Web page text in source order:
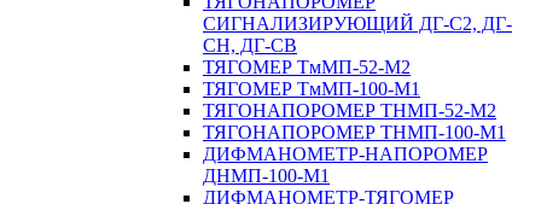
СИГНАЛИЗИРУЮЩИЙ ДГ-С2, ДГ-
СН, ДГ-СВ
ТЯГОМЕР ТмМП-52-М2
ТЯГОМЕР ТмМП-100-М1
ТЯГОНАПОРОМЕР ТНМП-52-М2
ТЯГОНАПОРОМЕР ТНМП-100-М1
ДИФМАНОМЕТР-НАПОРОМЕР
ДНМП-100-М1
ДИФМАНОМЕТР-ТЯГОМЕР